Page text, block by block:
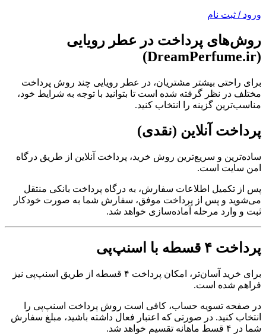
ورود / ثبت نام
روش‌های پرداخت در عطر رویایی
(DreamPerfume.ir)
برای راحتی بیشتر مشتریان، در عطر رویایی چند روش پرداخت
مختلف در نظر گرفته شده است تا بتوانید با توجه به شرایط خود،
مناسب‌ترین گزینه را انتخاب کنید.
پرداخت آنلاین (نقدی)
ساده‌ترین و سریع‌ترین روش خرید، پرداخت آنلاین از طریق درگاه
امن سایت است.
پس از تکمیل اطلاعات سفارش، به درگاه پرداخت بانکی منتقل
می‌شوید و پس از پرداخت موفق، سفارش شما به صورت خودکار
ثبت و وارد مرحله آماده‌سازی خواهد شد.
پرداخت ۴ قسطه با اسنپ‌پی
برای خرید آسان‌تر، امکان پرداخت ۴ قسطه از طریق اسنپ‌پی نیز
فراهم شده است.
در صفحه تسویه حساب، کافی است روش پرداخت اسنپ‌پی را
انتخاب کنید. در صورتی که اعتبار فعال داشته باشید، مبلغ سفارش
شما در ۴ قسط ماهانه تقسیم خواهد شد.